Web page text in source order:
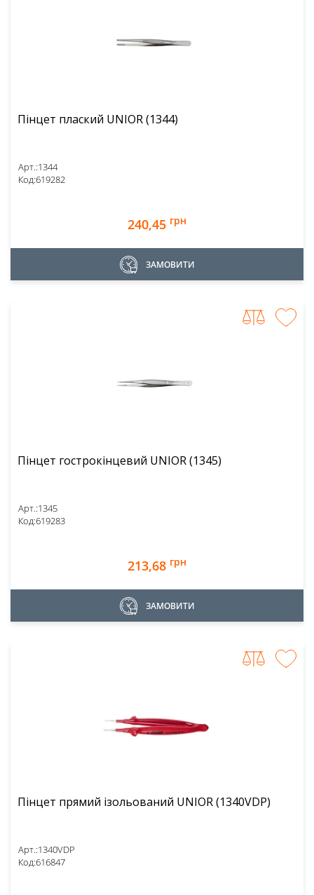
Пінцет плаский UNIOR (1344)
Арт.:1344
Код:619282
240,45 грн
ЗАМОВИТИ
Пінцет гострокінцевий UNIOR (1345)
Арт.:1345
Код:619283
213,68 грн
ЗАМОВИТИ
Пінцет прямий ізольований UNIOR (1340VDP)
Арт.:1340VDP
Код:616847